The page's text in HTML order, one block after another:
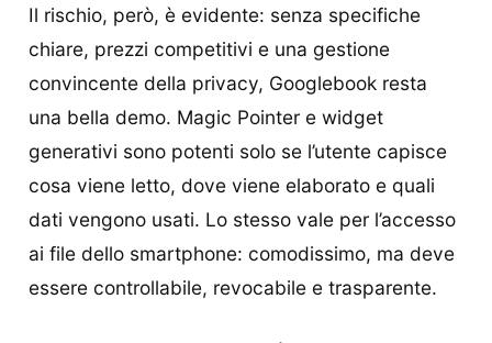
Il rischio, però, è evidente: senza specifiche
chiare, prezzi competitivi e una gestione
convincente della privacy, Googlebook resta
una bella demo. Magic Pointer e widget
generativi sono potenti solo se l’utente capisce
cosa viene letto, dove viene elaborato e quali
dati vengono usati. Lo stesso vale per l’accesso
ai file dello smartphone: comodissimo, ma deve
essere controllabile, revocabile e trasparente.